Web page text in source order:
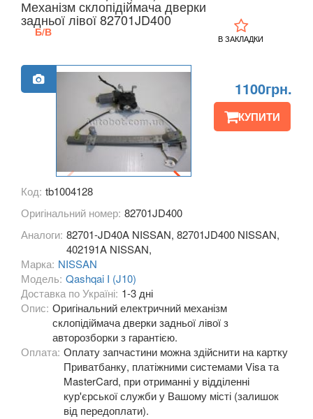
KIA
LAND ROVER
keyboard_arrow_down
keyboard_arrow_down
MAZDA
MERCEDES-BENZ
MITSUBISHI
NISSAN
350Z (Z33)
370Z V (Z34)
Armada
Механізм склопідіймача дверки
задньої лівої 82701JD400
Б/В
1100грн.
КУПИТИ
В ЗАКЛАДКИ
Код: tb1004128
Оригінальний номер: 82701JD400
Аналоги: 82701-JD40A NISSAN, 82701JD400 NISSAN,
402191A NISSAN,
Марка: NISSAN
Модель: Qashqai I (J10)
Доставка по Україні: 1-3 дні
Опис: Оригінальний електричний механізм
склопідіймача дверки задньої лівої з
авторозборки з гарантією.
Оплата: Оплату запчастини можна здійснити на картку
Приватбанку, платіжними системами Visa та
MasterCard, при отриманні у відділенні
кур'єрської служби у Вашому місті (залишок
від передоплати).